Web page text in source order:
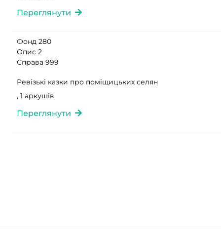
Переглянути
Фонд 280
Опис 2
Справа 999
Ревізькі казки про поміщицьких селян
, 1 аркушів
Переглянути